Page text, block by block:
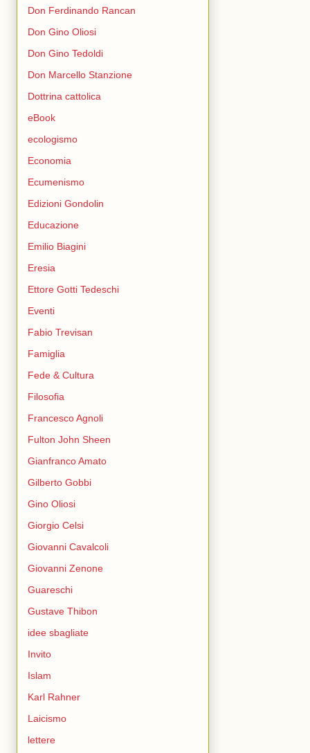
Don Ferdinando Rancan
Don Gino Oliosi
Don Gino Tedoldi
Don Marcello Stanzione
Dottrina cattolica
eBook
ecologismo
Economia
Ecumenismo
Edizioni Gondolin
Educazione
Emilio Biagini
Eresia
Ettore Gotti Tedeschi
Eventi
Fabio Trevisan
Famiglia
Fede & Cultura
Filosofia
Francesco Agnoli
Fulton John Sheen
Gianfranco Amato
Gilberto Gobbi
Gino Oliosi
Giorgio Celsi
Giovanni Cavalcoli
Giovanni Zenone
Guareschi
Gustave Thibon
idee sbagliate
Invito
Islam
Karl Rahner
Laicismo
lettere